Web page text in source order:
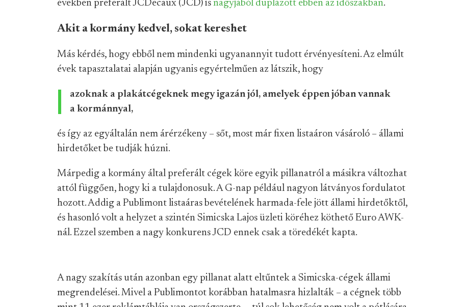
években preferált JCDecaux (JCD) is nagyjából duplázott ebben az időszakban.
Akit a kormány kedvel, sokat kereshet
Más kérdés, hogy ebből nem mindenki ugyanannyit tudott érvényesíteni. Az elmúlt
évek tapasztalatai alapján ugyanis egyértelműen az látszik, hogy
azoknak a plakátcégeknek megy igazán jól, amelyek éppen jóban vannak
a kormánnyal,
és így az egyáltalán nem árérzékeny – sőt, most már fixen listaáron vásároló – állami
hirdetőket be tudják húzni.
Márpedig a kormány által preferált cégek köre egyik pillanatról a másikra változhat
attól függően, hogy ki a tulajdonosuk. A G-nap például nagyon látványos fordulatot
hozott. Addig a Publimont listaáras bevételének harmada-fele jött állami hirdetőktől,
és hasonló volt a helyzet a szintén Simicska Lajos üzleti köréhez köthető Euro AWK-
nál. Ezzel szemben a nagy konkurens JCD ennek csak a töredékét kapta.
A nagy szakítás után azonban egy pillanat alatt eltűntek a Simicska-cégek állami
megrendelései. Mivel a Publimontot korábban hatalmasra hizlalták – a cégnek több